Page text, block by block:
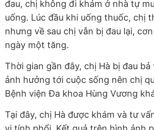
đau, chị không đi khám ở nhà tự
uống. Lúc đầu khi uống thuốc, chị
nhưng về sau chị vẫn bị đau lại,
ngày một tăng.
Thời gian gần đây, chị Hà bị đau bả
ảnh hưởng tới cuộc sống nên chị
Bệnh viện Đa khoa Hùng Vương
Tại đây, chị Hà được khám và tư